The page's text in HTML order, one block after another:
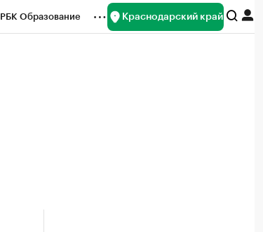
РБК Образование Краснодарский край